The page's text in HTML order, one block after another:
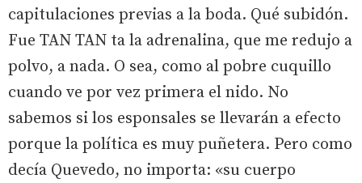
capitulaciones previas a la boda. Qué subidón.
Fue TAN TAN ta la adrenalina, que me redujo a
polvo, a nada. O sea, como al pobre cuquillo
cuando ve por vez primera el nido. No
sabemos si los esponsales se llevarán a efecto
porque la política es muy puñetera. Pero como
decía Quevedo, no importa: «su cuerpo